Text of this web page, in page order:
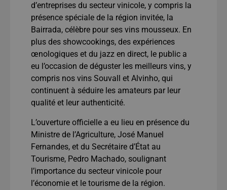
d’entreprises du secteur vinicole, y compris la
présence spéciale de la région invitée, la
Bairrada, célèbre pour ses vins mousseux. En
plus des showcookings, des expériences
œnologiques et du jazz en direct, le public a
eu l’occasion de déguster les meilleurs vins, y
compris nos vins Souvall et Alvinho, qui
continuent à séduire les amateurs par leur
qualité et leur authenticité.
L’ouverture officielle a eu lieu en présence du
Ministre de l’Agriculture, José Manuel
Fernandes, et du Secrétaire d’État au
Tourisme, Pedro Machado, soulignant
l’importance du secteur vinicole pour
l’économie et le tourisme de la région.